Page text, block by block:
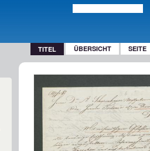
TITEL ÜBERSICHT SEITE